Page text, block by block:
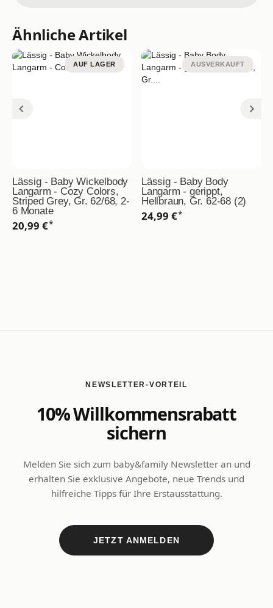
Ähnliche Artikel
AUF LAGER
Lässig - Baby Wickelbody
Langarm - Cozy Colors,
Striped Grey, Gr. 62/68, 2-
6 Monate
20,99 €*
AUSVERKAUFT
Lässig - Baby Body
Langarm - gerippt,
Hellbraun, Gr. 62-68 (2)
24,99 €*
NEWSLETTER-VORTEIL
10% Willkommensrabatt
sichern
Melden Sie sich zum baby&family Newsletter an und
erhalten Sie exklusive Angebote, neue Trends und
hilfreiche Tipps für Ihre Erstausstattung.
JETZT ANMELDEN